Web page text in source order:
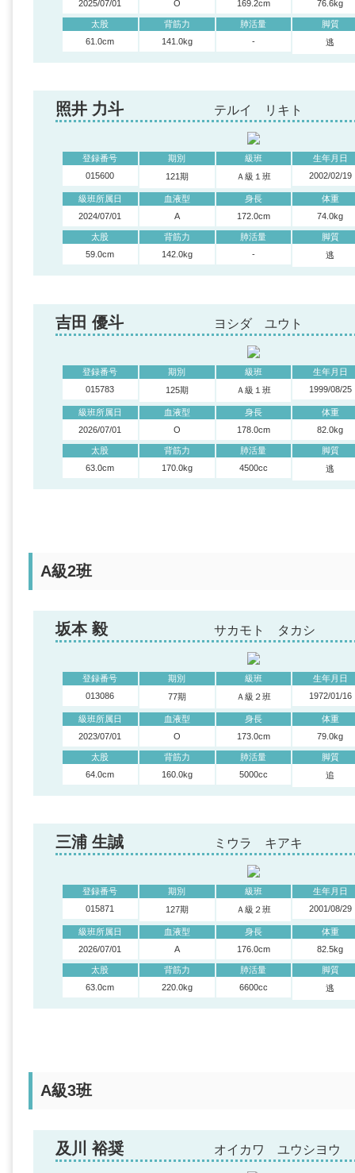
2025/07/01 O 169.2cm 76.6kg
太股
61.0cm
背筋力
141.0kg
肺活量
-
脚質
逃
照井 力斗 テルイ リキト
登録番号
015600
期別
121期
級班
Ａ級１班
生年月日
2002/02/19
級班所属日
2024/07/01
血液型
A
身長
172.0cm
体重
74.0kg
太股
59.0cm
背筋力
142.0kg
肺活量
-
脚質
逃
吉田 優斗 ヨシダ ユウト
登録番号
015783
期別
125期
級班
Ａ級１班
生年月日
1999/08/25
級班所属日
2026/07/01
血液型
O
身長
178.0cm
体重
82.0kg
太股
63.0cm
背筋力
170.0kg
肺活量
4500cc
脚質
逃
A級2班
坂本 毅 サカモト タカシ
登録番号
013086
期別
77期
級班
Ａ級２班
生年月日
1972/01/16
級班所属日
2023/07/01
血液型
O
身長
173.0cm
体重
79.0kg
太股
64.0cm
背筋力
160.0kg
肺活量
5000cc
脚質
追
三浦 生誠 ミウラ キアキ
登録番号
015871
期別
127期
級班
Ａ級２班
生年月日
2001/08/29
級班所属日
2026/07/01
血液型
A
身長
176.0cm
体重
82.5kg
太股
63.0cm
背筋力
220.0kg
肺活量
6600cc
脚質
逃
A級3班
及川 裕奨 オイカワ ユウシヨウ